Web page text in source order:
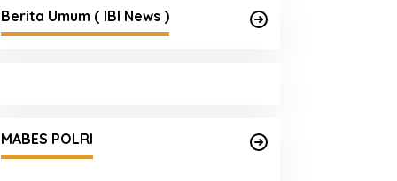
Berita Umum ( IBI News )
MABES POLRI